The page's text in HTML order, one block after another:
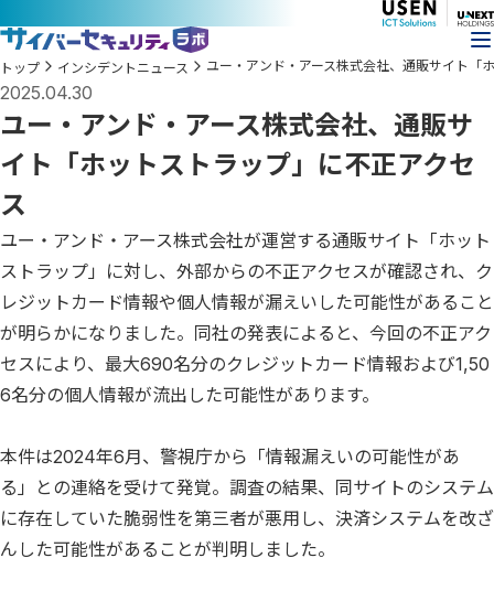
トップ インシデントニュース ユー・アンド・アース株式会社、通販サイト「
2025.04.30
ユー・アンド・アース株式会社、通販サ
イト「ホットストラップ」に不正アクセ
ス
ユー・アンド・アース株式会社が運営する通販サイト「ホット
ストラップ」に対し、外部からの不正アクセスが確認され、ク
レジットカード情報や個人情報が漏えいした可能性があること
が明らかになりました。同社の発表によると、今回の不正アク
セスにより、最大690名分のクレジットカード情報および1,50
6名分の個人情報が流出した可能性があります。
本件は2024年6月、警視庁から「情報漏えいの可能性があ
る」との連絡を受けて発覚。調査の結果、同サイトのシステム
に存在していた脆弱性を第三者が悪用し、決済システムを改ざ
んした可能性があることが判明しました。